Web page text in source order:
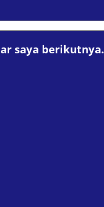
saya berikutnya.